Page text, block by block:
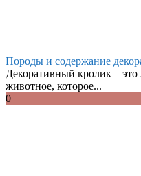
Породы и содержание
Декоративный кролик – это
животное, которое...
0